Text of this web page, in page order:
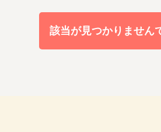
該当が見つかりません